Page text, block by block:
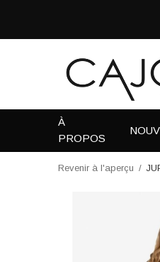
À
PROPOS
Revenir à l'aperçu